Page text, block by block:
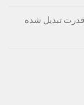
قدرت تبدیل شده